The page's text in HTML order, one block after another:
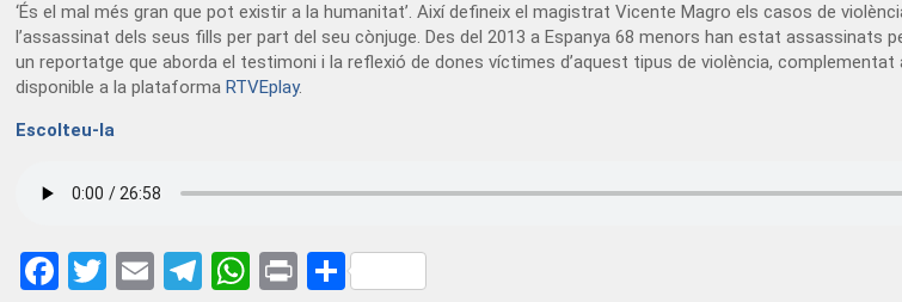
‘És el mal més gran que pot existir a la humanitat’. Així defineix el magistrat Vicente Magro els casos de
l’assassinat dels seus fills per part del seu cònjuge. Des del 2013 a Espanya 68 menors han estat assassinats
un reportatge que aborda el testimoni i la reflexió de dones víctimes d’aquest tipus de violència, complementat
disponible a la plataformaRTVEplay.
Escolteu-la
Facebook
Twitter
EmailTelegram
WhatsApp
PrintShare